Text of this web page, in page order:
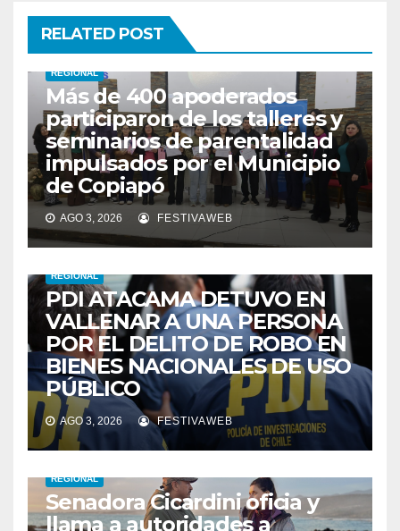
RELATED POST
REGIONAL
Más de 400 apoderados
participaron de los talleres y
seminarios de parentalidad
impulsados por el Municipio
de Copiapó
AGO 3, 2026 FESTIVAWEB
REGIONAL
PDI ATACAMA DETUVO EN
VALLENAR A UNA PERSONA
POR EL DELITO DE ROBO EN
BIENES NACIONALES DE USO
PÚBLICO
AGO 3, 2026 FESTIVAWEB
REGIONAL
Senadora Cicardini oficia y
llama a autoridades a